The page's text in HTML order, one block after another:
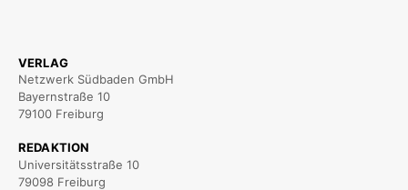
VERLAG
Netzwerk Südbaden GmbH
Bayernstraße 10
79100 Freiburg
REDAKTION
Universitätsstraße 10
79098 Freiburg